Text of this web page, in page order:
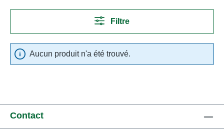
Filtre
Aucun produit n'a été trouvé.
Contact